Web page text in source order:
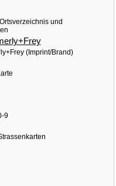
und
(Imprint/Brand)
9